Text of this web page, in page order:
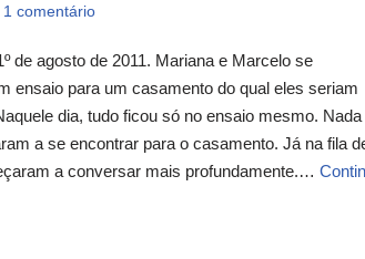
1 comentário
de agosto de 2011. Mariana e Marcelo se
ensaio para um casamento do qual eles seriam
dia, tudo ficou só no ensaio mesmo. Nada
a se encontrar para o casamento. Já na fila
a conversar mais profundamente.…